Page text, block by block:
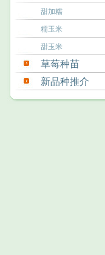
甜加糯
糯玉米
甜玉米
草莓种苗
新品种推介